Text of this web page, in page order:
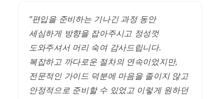
"편입을 준비하는 기나긴 과정 동안
세심하게 방향을 잡아주시고 정성껏
도와주셔서 머리 숙여 감사드립니다.
복잡하고 까다로운 절차의 연속이었지만,
전문적인 가이드 덕분에 마음을 졸이지 않고
안정적으로 준비할 수 있었고 이렇게 원하던